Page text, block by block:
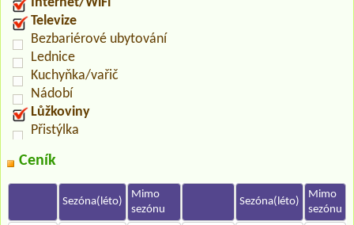
Internet/WiFi
Televize
Bezbariérové ubytování
Lednice
Kuchyňka/vařič
Nádobí
Lůžkoviny
Přistýlka
Ceník
Sezóna(léto)
Mimo
sezónu
Sezóna(léto)
Mimo
sezónu